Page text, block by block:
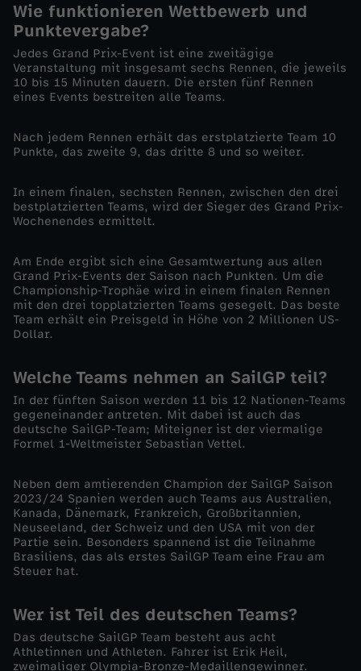
n
n
e
n
S
a
i
l
G
P
:
D
i
e
R
e
Wie funktionieren Wettbewerb und
Punktevergabe?
Jedes Grand Prix-Event ist eine zweitägige
Veranstaltung mit insgesamt sechs Rennen, die jeweils
10 bis 15 Minuten dauern. Die ersten fünf Rennen
eines Events bestreiten alle Teams.
Nach jedem Rennen erhält das erstplatzierte Team 10
Punkte, das zweite 9, das dritte 8 und so weiter.
In einem finalen, sechsten Rennen, zwischen den drei
bestplatzierten Teams, wird der Sieger des Grand Prix-
Wochenendes ermittelt.
Am Ende ergibt sich eine Gesamtwertung aus allen
Grand Prix-Events der Saison nach Punkten. Um die
Championship-Trophäe wird in einem finalen Rennen
mit den drei topplatzierten Teams gesegelt. Das beste
Team erhält ein Preisgeld in Höhe von 2 Millionen US-
Dollar.
Welche Teams nehmen an SailGP teil?
In der fünften Saison werden 11 bis 12 Nationen-Teams
gegeneinander antreten. Mit dabei ist auch das
deutsche SailGP-Team; Miteigner ist der viermalige
Formel 1-Weltmeister Sebastian Vettel.
Neben dem amtierenden Champion der SailGP Saison
2023/24 Spanien werden auch Teams aus Australien,
Kanada, Dänemark, Frankreich, Großbritannien,
Neuseeland, der Schweiz und den USA mit von der
Partie sein. Besonders spannend ist die Teilnahme
Brasiliens, das als erstes SailGP Team eine Frau am
Steuer hat.
Wer ist Teil des deutschen Teams?
Das deutsche SailGP Team besteht aus acht
Athletinnen und Athleten. Fahrer ist Erik Heil,
zweimaliger Olympia-Bronze-Medaillengewinner.